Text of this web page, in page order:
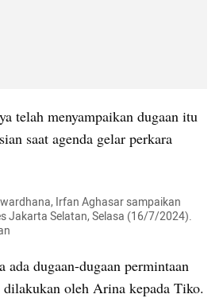
telah menyampaikan dugaan itu
saat agenda gelar perkara
Irfan Aghasar sampaikan
Jakarta Selatan, Selasa (16/7/2024).
ada dugaan-dugaan permintaan
dilakukan oleh Arina kepada Tiko.